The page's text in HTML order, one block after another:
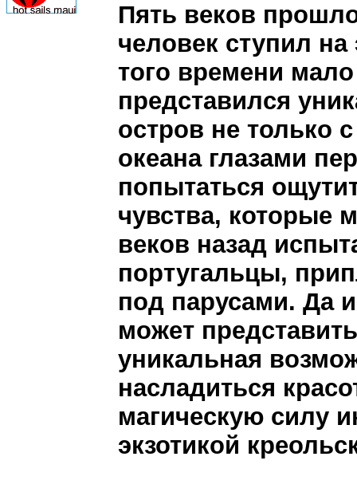
Пять веков
человек ступил
того времени
представился
остров не только
океана глазами
попытаться
чувства, которые
веков назад
португальцы,
под парусами. Да
может
уникальная
насладиться
магическую силу
экзотикой